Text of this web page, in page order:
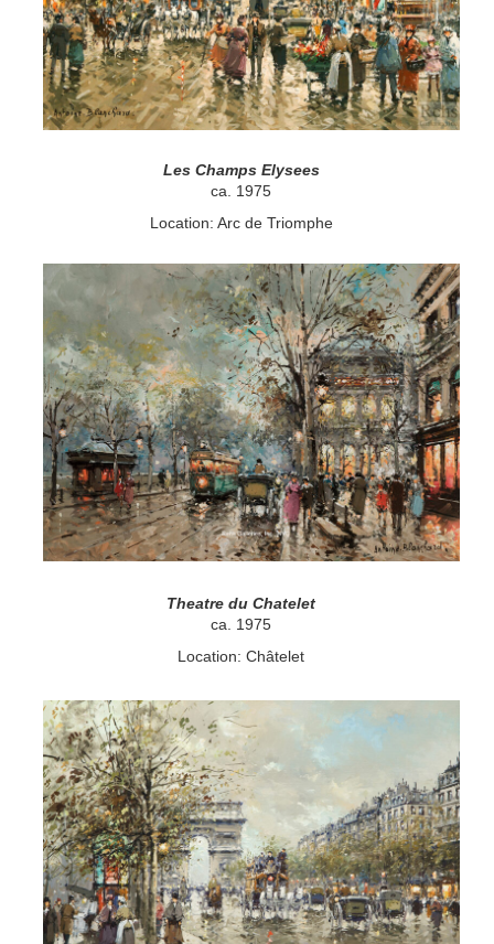
Les Champs Elysees
ca. 1975
Location: Arc de Triomphe
Theatre du Chatelet
ca. 1975
Location: Châtelet